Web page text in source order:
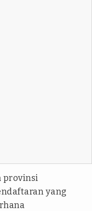
provinsi
yang